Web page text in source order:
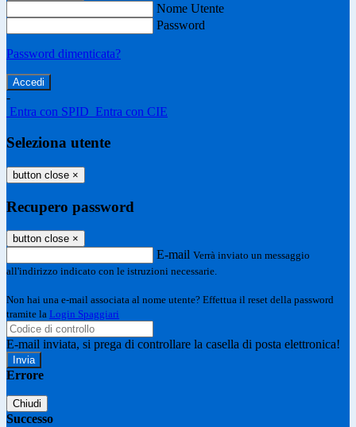
Nome Utente
Password
Password dimenticata?
-
Entra con SPID Entra con CIE
Seleziona utente
button close ×
Recupero password
button close ×
E-mail Verrà inviato un messaggio
all'indirizzo indicato con le istruzioni necessarie.
Non hai una e-mail associata al nome utente? Effettua il reset della password
tramite la Login Spaggiari
E-mail inviata, si prega di controllare la casella di posta elettronica!
Errore
Chiudi
Successo